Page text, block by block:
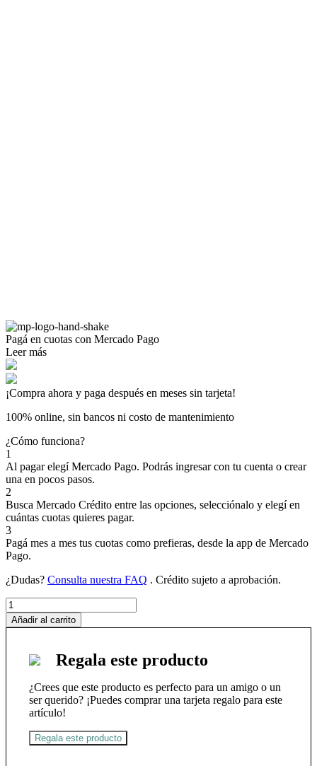
Pagá en cuotas con Mercado Pago
Leer más
¡Compra ahora y paga después en meses sin tarjeta!
100% online, sin bancos ni costo de mantenimiento
¿Cómo funciona?
1
Al pagar elegíMercado Pago. Podrás ingresar con tu cuenta o crear
una en pocos pasos.
2
Busca Mercado Crédito entre las opciones, selecciónalo y elegí en
cuántas cuotas quieres pagar.
3
Pagá mes a mes tus cuotas como prefieras, desde la app de Mercado
Pago.
¿Dudas? Consulta nuestra FAQ . Crédito sujeto a aprobación.
ECKHART
TOLLE
cantidad
Añadir al carrito
Regala este producto
¿Crees que este producto es perfecto para un amigo o un
ser querido? ¡Puedes comprar una tarjeta regalo para este
artículo!
Regala este producto